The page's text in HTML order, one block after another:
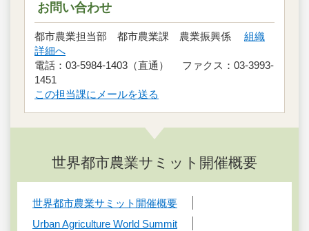
お問い合わせ
都市農業担当部 都市農業課 農業振興係 組織
詳細へ
電話：03-5984-1403（直通） ファクス：03-3993-
1451
この担当課にメールを送る
世界都市農業サミット開催概要
世界都市農業サミット開催概要
Urban Agriculture World Summit